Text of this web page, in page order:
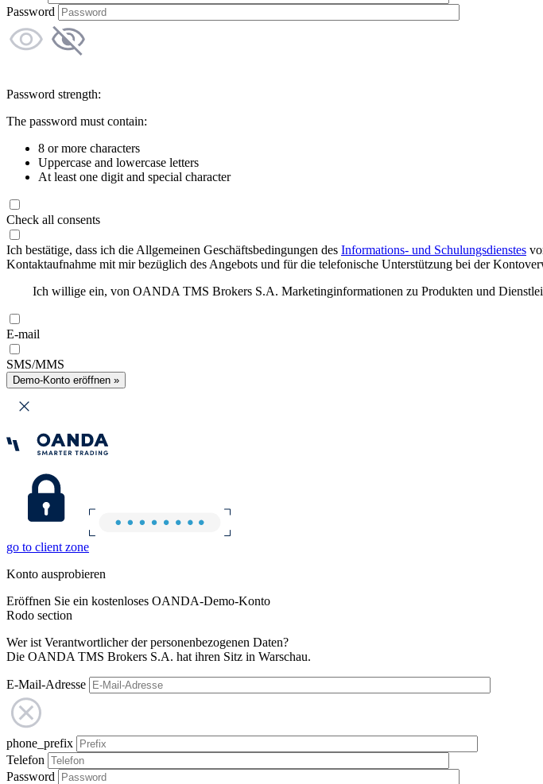
Password
Password strength:
The password must contain:
8 or more characters
Uppercase and lowercase letters
At least one digit and special character
Check all consents
Ich bestätige, dass ich die Allgemeinen Geschäftsbedingungen des Informations- und Schulungsdienstes
Kontaktaufnahme mit mir bezüglich des Angebots und für die telefonische Unterstützung bei der
Ich willige ein, von OANDA TMS Brokers S.A. Marketinginformationen zu Produkten und
E-mail
SMS/MMS
Demo-Konto eröffnen »
go to client zone
Konto ausprobieren
Eröffnen Sie ein kostenloses OANDA-Demo-Konto
Rodo section
Wer ist Verantwortlicher der personenbezogenen Daten?
Die OANDA TMS Brokers S.A. hat ihren Sitz in Warschau.
E-Mail-Adresse
phone_prefix
Telefon
Password